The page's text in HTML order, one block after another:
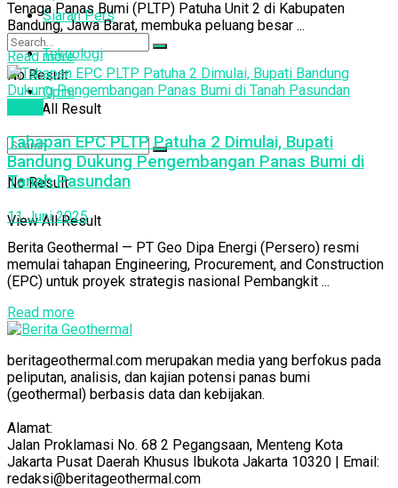
No Result
View All Result
Siaran Pers
Teknologi
Opini
No Result
View All Result
Tenaga Panas Bumi (PLTP) Patuha Unit 2 di Kabupaten
Bandung, Jawa Barat, membuka peluang besar ...
Read more
Tahapan EPC PLTP Patuha 2 Dimulai, Bupati
Bandung Dukung Pengembangan Panas Bumi di
Tanah Pasundan
11 Juni 2025
Berita Geothermal — PT Geo Dipa Energi (Persero) resmi
memulai tahapan Engineering, Procurement, and Construction
(EPC) untuk proyek strategis nasional Pembangkit ...
Read more
beritageothermal.com merupakan media yang berfokus pada
peliputan, analisis, dan kajian potensi panas bumi
(geothermal) berbasis data dan kebijakan.
Alamat:
Jalan Proklamasi No. 68 2 Pegangsaan, Menteng Kota
Jakarta Pusat Daerah Khusus Ibukota Jakarta 10320 | Email:
redaksi@beritageothermal.com